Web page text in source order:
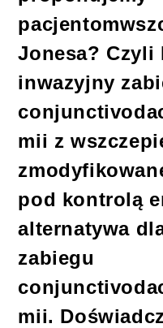
Jonesa? Czyli
inwazyjny
mii z
pod kontrolą
alternatywa
zabiegu
mii.